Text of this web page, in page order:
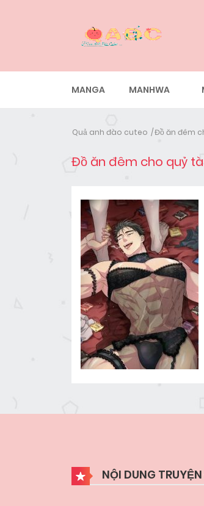
MANGA MANHWA
Quả anh đào cuteo Đồ ăn đêm
Đồ ăn đêm cho quỷ
NỘI DUNG